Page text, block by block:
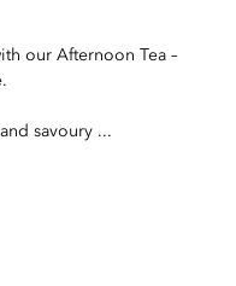
our Afternoon Tea –
savoury ...